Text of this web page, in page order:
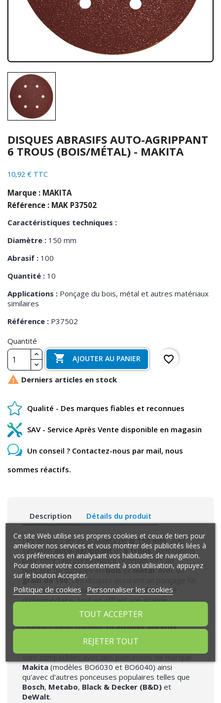
DISQUES ABRASIFS AUTO-AGRIPPANT
6 TROUS (BOIS/MÉTAL) - MAKITA
10,92 € TTC
Marque : MAKITA
Référence : MAK P37502
Caractéristiques techniques :
Diamètre : 150 mm
Abrasif : 100
Quantité : 10
Applications : Ponçage du bois, métal et autres matériaux
similaires
Référence : P37502
Quantité
 AJOUTER AU PANIER
favorite_border
 Derniers articles en stock
Qualité - Des marques fiables et reconnues
SAV - Service Après Vente disponible en magasin
Un conseil ? Contactez-nous par mail, nous
sommes réactifs.
Description Détails du produit
Les disques abrasifs Makita deØ 150 mm, avec
systèmeauto-agrippant et6 trous, sont conçus
pour offrir une performance optimale lors du
ponçage de surfaces enbois etmétal. Avec un
grain de 100, ces disques assurent un ponçage fin
et précis, idéal pour des travaux de finition et
d'intermédiaire, tout en offrant une grande
Chaque paquet contient10 disques abrasifs,
garantissant une utilisation prolongée pour vos
projets de bricolage ou professionnels. Ces disques
Makita (modèles BO6030 et BO6040) ainsi
qu'avec d'autres ponceuses populaires telles que
Bosch, Metabo, Black & Decker (B&D) et
DeWalt.
Ce site Web utilise ses propres cookies et ceux de tiers pour
améliorer nos services et vous montrer des publicités liées à
vos préférences en analysant vos habitudes de navigation.
Pour donner votre consentement à son utilisation, appuyez
sur le bouton Accepter.
Politique de cookies Personnaliser les cookies
REJETER TOUT
TOUT ACCEPTER